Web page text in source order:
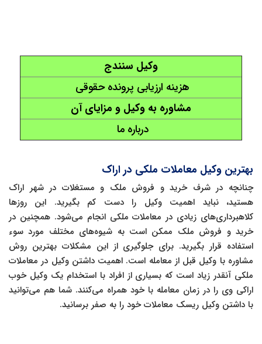
وکیل سنندج
هزینه ارزیابی پرونده حقوقی
مشاوره به وکیل و مزایای آن
درباره ما
بهترین وکیل معاملات ملکی در اراک
چنانچه در شرف خرید و فروش ملک و مستغلات در شهر اراک
هستید، نباید اهمیت وکیل را دست کم بگیرید. این روزها
کلاهبرداری‌های زیادی در معاملات ملکی انجام می‌شود. همچنین در
خرید و فروش ملک ممکن است به شیوه‌های مختلف مورد سوء
استفاده قرار بگیرید. برای جلوگیری از این مشکلات بهترین روش
مشاوره با وکیل قبل از معامله است. اهمیت داشتن وکیل در معاملات
ملکی آنقدر زیاد است که بسیاری از افراد با استخدام یک وکیل خوب
اراکی وی را در زمان معامله با خود همراه می‌کنند. شما هم می‌توانید
با داشتن وکیل ریسک معاملات خود را به صفر برسانید.